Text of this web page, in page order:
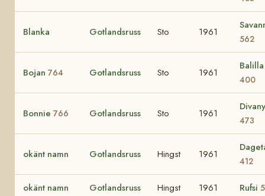
Blanka Gotlandsruss Sto 1961
562
Bojan 764 Gotlandsruss Sto 1961
400
Bonnie 766 Gotlandsruss Sto 1961
Divany
473
okänt namn Gotlandsruss Hingst 1961
412
okänt namn Gotlandsruss Hingst 1961 Rufsi